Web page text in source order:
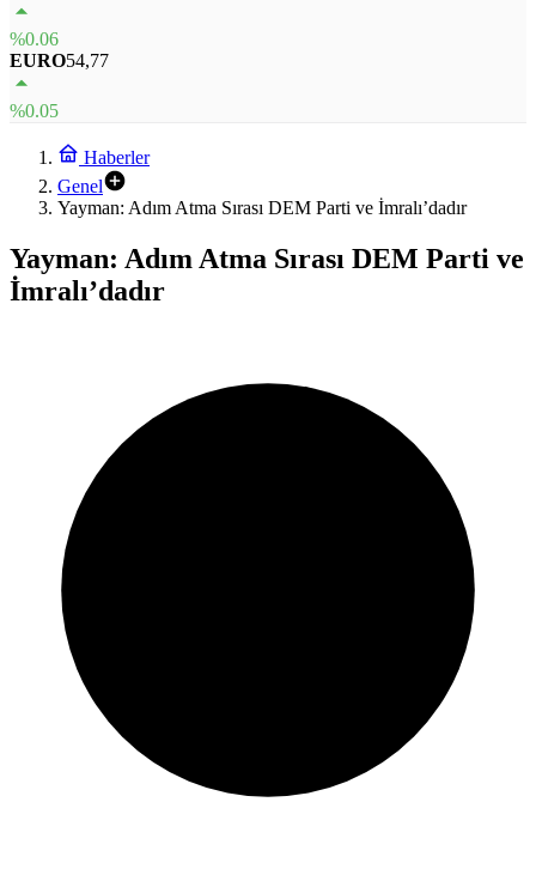
%0.06
EURO54,77
%0.05
Haberler
Genel
Yayman: Adım Atma Sırası DEM Parti ve İmralı’dadır
Yayman: Adım Atma Sırası DEM Parti ve
İmralı’dadır